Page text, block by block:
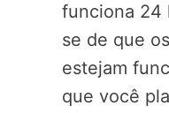
funciona 24
se de que
estejam
que você